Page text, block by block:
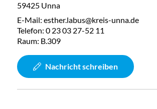
59425 Unna
E-Mail: esther.labus@kreis-unna.de
Telefon: 0 23 03 27-52 11
Raum: B.309
Nachricht schreiben